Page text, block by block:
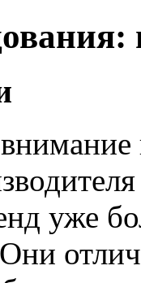
уже
Они